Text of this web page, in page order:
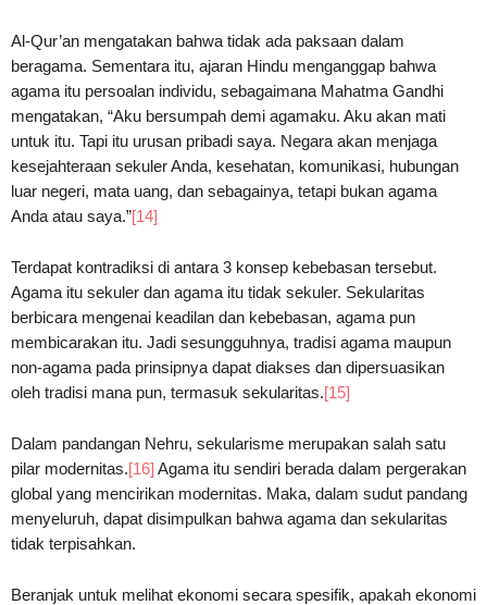
Al-Qur’an mengatakan bahwa tidak ada paksaan dalam
beragama. Sementara itu, ajaran Hindu menganggap bahwa
agama itu persoalan individu, sebagaimana Mahatma Gandhi
mengatakan, “Aku bersumpah demi agamaku. Aku akan mati
untuk itu. Tapi itu urusan pribadi saya. Negara akan menjaga
kesejahteraan sekuler Anda, kesehatan, komunikasi, hubungan
luar negeri, mata uang, dan sebagainya, tetapi bukan agama
Anda atau saya.”[14]
Terdapat kontradiksi di antara 3 konsep kebebasan tersebut.
Agama itu sekuler dan agama itu tidak sekuler. Sekularitas
berbicara mengenai keadilan dan kebebasan, agama pun
membicarakan itu. Jadi sesungguhnya, tradisi agama maupun
non-agama pada prinsipnya dapat diakses dan dipersuasikan
oleh tradisi mana pun, termasuk sekularitas.[15]
Dalam pandangan Nehru, sekularisme merupakan salah satu
pilar modernitas.[16] Agama itu sendiri berada dalam pergerakan
global yang mencirikan modernitas. Maka, dalam sudut pandang
menyeluruh, dapat disimpulkan bahwa agama dan sekularitas
tidak terpisahkan.
Beranjak untuk melihat ekonomi secara spesifik, apakah ekonomi